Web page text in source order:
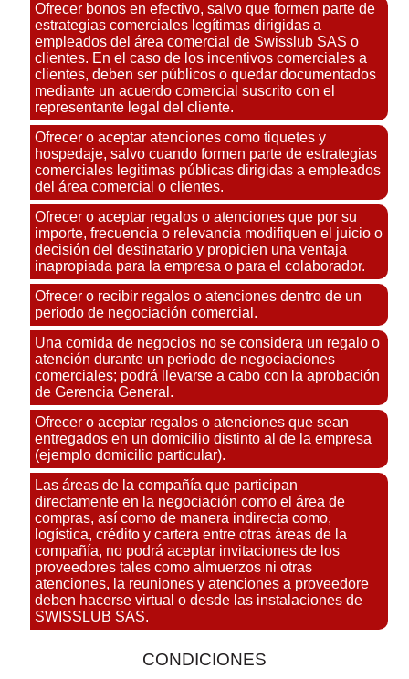
Ofrecer bonos en efectivo, salvo que formen parte de
estrategias comerciales legítimas dirigidas a
empleados del área comercial de Swisslub SAS o
clientes. En el caso de los incentivos comerciales a
clientes, deben ser públicos o quedar documentados
mediante un acuerdo comercial suscrito con el
representante legal del cliente.
Ofrecer o aceptar atenciones como tiquetes y
hospedaje, salvo cuando formen parte de estrategias
comerciales legitimas públicas dirigidas a empleados
del área comercial o clientes.
Ofrecer o aceptar regalos o atenciones que por su
importe, frecuencia o relevancia modifiquen el juicio o
decisión del destinatario y propicien una ventaja
inapropiada para la empresa o para el colaborador.
Ofrecer o recibir regalos o atenciones dentro de un
periodo de negociación comercial.
Una comida de negocios no se considera un regalo o
atención durante un periodo de negociaciones
comerciales; podrá llevarse a cabo con la aprobación
de Gerencia General.
Ofrecer o aceptar regalos o atenciones que sean
entregados en un domicilio distinto al de la empresa
(ejemplo domicilio particular).
Las áreas de la compañía que participan
directamente en la negociación como el área de
compras, así como de manera indirecta como,
logística, crédito y cartera entre otras áreas de la
compañía, no podrá aceptar invitaciones de los
proveedores tales como almuerzos ni otras
atenciones, la reuniones y atenciones a proveedore
deben hacerse virtual o desde las instalaciones de
SWISSLUB SAS.
CONDICIONES